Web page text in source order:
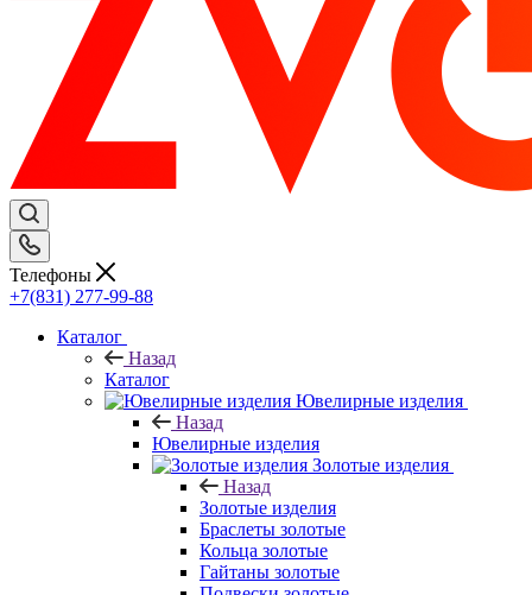
Телефоны
+7(831) 277-99-88
Каталог
Назад
Каталог
Ювелирные изделия
Назад
Ювелирные изделия
Золотые изделия
Назад
Золотые изделия
Браслеты золотые
Кольца золотые
Гайтаны золотые